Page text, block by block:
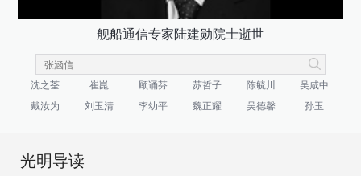
舰船通信专家陆建勋院士逝世
沈之荃 崔崑 顾诵芬 苏哲子 陈毓川
吴咸中
戴汝为
刘玉清 李幼平 魏正耀 吴德馨 孙玉
光明导读